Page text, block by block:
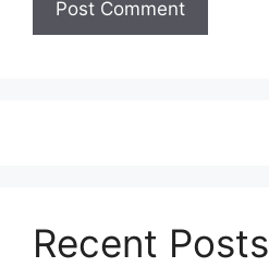
Recent Posts